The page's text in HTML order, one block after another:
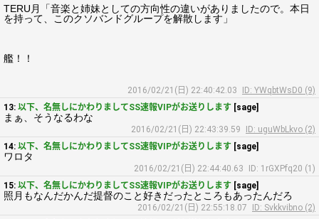
TERU月「音楽と姉妹としての方向性の違いがありましたので。本日
を持って、このクソバンドグループを解散します」
艦！！
2016/02/21(日) 22:40:42.03
ID: YWqbtWsD0 (9)
13: 以下、名無しにかわりましてSS速報VIPがお送りします [sage]
まぁ、そうなるわな
2016/02/21(日) 22:43:39.59
ID: uguWbLkvo (2)
14: 以下、名無しにかわりましてSS速報VIPがお送りします [sage]
ワロタ
2016/02/21(日) 22:44:40.63
ID: 1rGXPfq20 (1)
15: 以下、名無しにかわりましてSS速報VIPがお送りします [sage]
照月もなんだかんだ提督のこと好きだったところもあったんだろ
2016/02/21(日) 22:55:18.07
ID: Svkkvibno (2)